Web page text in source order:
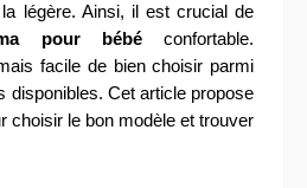
légère. Ainsi, il est crucial de
pour bébéconfortable.
facile de bien choisir parmi
disponibles. Cet article propose
choisir le bon modèle et trouver